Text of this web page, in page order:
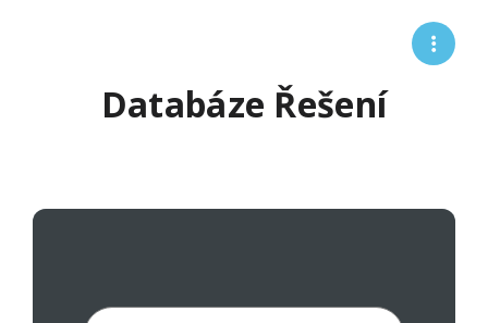
Databáze Řešení